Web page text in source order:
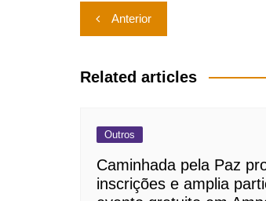
Navegação
de
Post
Anterior
Related articles
Outros
Caminhada pela Paz
inscrições e amplia